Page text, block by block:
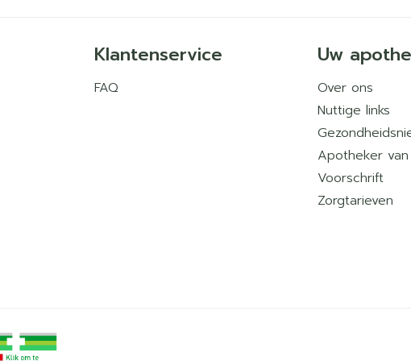
Klantenservice
FAQ
Uw
Over ons
Nuttige links
Apotheker
Voorschrift
Zorgtarieven